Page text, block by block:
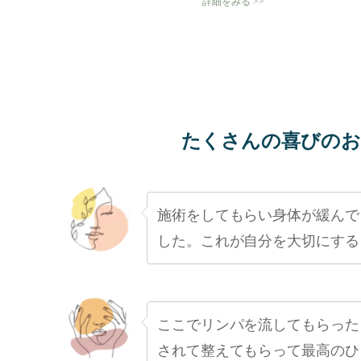
たくさんの喜びの
施術をしてもらい身体が緩ん
した。これが自分を大切にす
ここでリンパを流してもらっ
されて整えてもらって最高の